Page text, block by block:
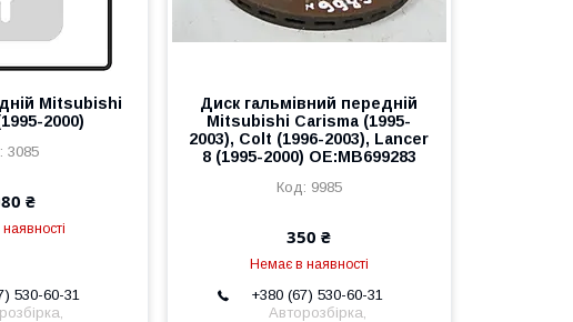
Mitsubishi
2000)
3085
₴
530-60-31
Диск гальмівний передній
Mitsubishi Carisma (1995-
2003), Colt (1996-2003), Lancer
8 (1995-2000) OE:MB699283
9985
350 ₴
Немає в наявності
+380 (67) 530-60-31
Авторозбірка,